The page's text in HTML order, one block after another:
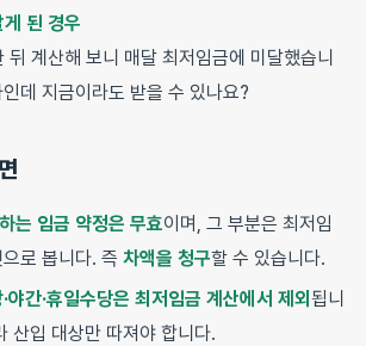
된 경우
계산해 보니 매달 최저임금에 미달했습니
데 지금이라도 받을 수 있나요?
는 임금 약정은 무효이며, 그 부분은 최저임
로 봅니다. 즉 차액을 청구할 수 있습니다.
야간·휴일수당은 최저임금 계산에서 제외 됩니
산입 대상만 따져야 합니다.